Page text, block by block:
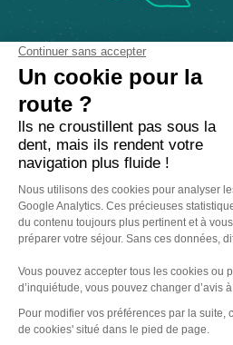
Comment venir ?
Made with by
Mentions légales - Politique de
Accessibilité numérique
conditions d'utilisationde